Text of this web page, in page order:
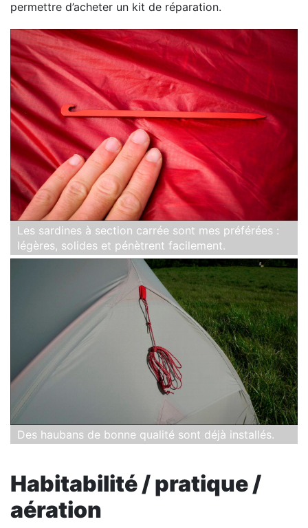
permettre d’acheter un kit de réparation.
Les sardines à section carrée sont mes préférées :
légères, solides et pénètrent facilement.
Des haubans de bonne qualité sont déjà installés.
Habitabilité / pratique /
aération